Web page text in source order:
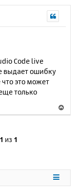
Code live
выдает ошибку
это может
только
е
с
1 из 1